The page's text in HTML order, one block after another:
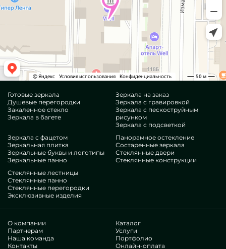
Готовые зеркала
Душевые перегородки
Закаленное стекло
Зеркала в багете
Зеркала на заказ
Зеркала с гравировкой
Зеркала с пескоструйным
рисунком
Зеркала с подсветкой
Зеркала с фацетом
Зеркальная плитка
Зеркальные буквы и логотипы
Зеркальные панно
Панорамное остекление
Состаренные зеркала
Стеклянные двери
Стеклянные конструкции
Стеклянные лестницы
Стеклянные панно
Стеклянные перегородки
Эксклюзивные изделия
О компании
Партнерам
Наша команда
Контакты
Каталог
Услуги
Портфолио
Онлайн-оплата